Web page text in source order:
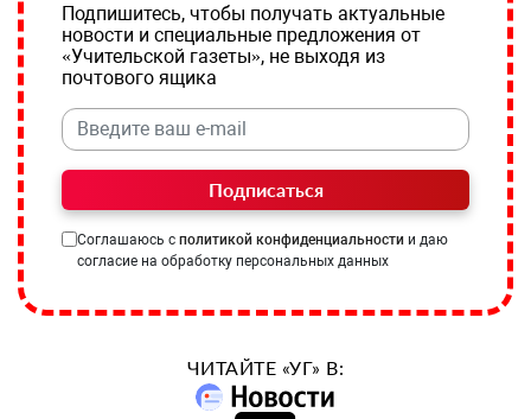
Подпишитесь, чтобы получать актуальные
новости и специальные предложения от
«Учительской газеты», не выходя из
почтового ящика
Подписаться
Соглашаюсь с политикой конфиденциальности и даю
согласие на обработку персональных данных
ЧИТАЙТЕ «УГ» В: